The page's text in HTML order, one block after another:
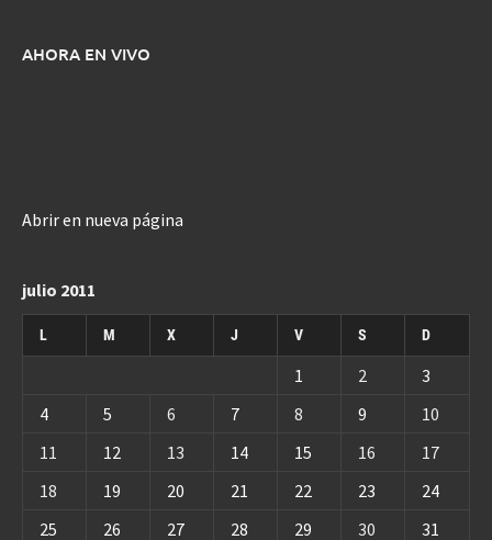
AHORA EN VIVO
Abrir en nueva página
julio 2011
L M X J V S D
1 2
3
4
5 6 7 8 9
10
11
12 13 14 15 16
17
18
19 20 21 22 23
24
25
26 27 28 29 30 31